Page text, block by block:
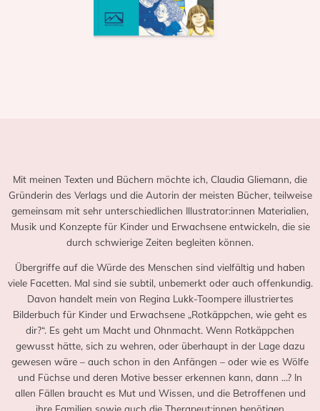
Mit meinen Texten und Büchern möchte ich, Claudia Gliemann, die
Gründerin des Verlags und die Autorin der meisten Bücher, teilweise
gemeinsam mit sehr unterschiedlichen Illustrator:innen Materialien,
Musik und Konzepte für Kinder und Erwachsene entwickeln, die sie
durch schwierige Zeiten begleiten können.
Übergriffe auf die Würde des Menschen sind vielfältig und haben
viele Facetten. Mal sind sie subtil, unbemerkt oder auch offenkundig.
Davon handelt mein von Regina Lukk-Toompere illustriertes
Bilderbuch für Kinder und Erwachsene „Rotkäppchen, wie geht es
dir?“. Es geht um Macht und Ohnmacht. Wenn Rotkäppchen
gewusst hätte, sich zu wehren, oder überhaupt in der Lage dazu
gewesen wäre – auch schon in den Anfängen – oder wie es Wölfe
und Füchse und deren Motive besser erkennen kann, dann …? In
allen Fällen braucht es Mut und Wissen, und die Betroffenen und